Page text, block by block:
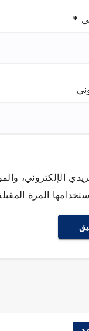
*
الإلكتروني،
المرة